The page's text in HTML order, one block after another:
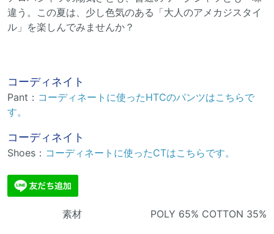
違う。この夏は、少し色気のある「大人のアメカジスタイ
ル」を楽しんでみませんか？
コーディネイト
Pant： コーディネートに使ったHTCのパンツはこちらで
す。
コーディネイト
Shoes： コーディネートに使ったCTはこちらです。
素材 POLY 65% COTTON 35%